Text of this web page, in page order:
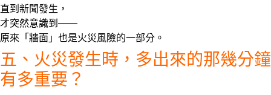
直到新聞發生，
才突然意識到——
原來「牆面」也是火災風險的一部分。
五、火災發生時，多出來的那幾分鐘
有多重要？